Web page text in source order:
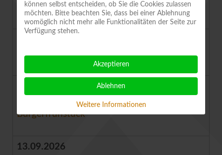
Klangreise und Falter beobachten
15. Tomatentag Aschersleben
12.09.2026 - 10:00 Uhr
20. Quedlinburger Denkmal- und
Bürgerfrühstück
13.09.2026
können selbst entscheiden, ob Sie die Cookies zulassen
möchten. Bitte beachten Sie, dass bei einer Ablehnung
womöglich nicht mehr alle Funktionalitäten der Seite zur
Verfügung stehen.
Akzeptieren
Ablehnen
Weitere Informationen